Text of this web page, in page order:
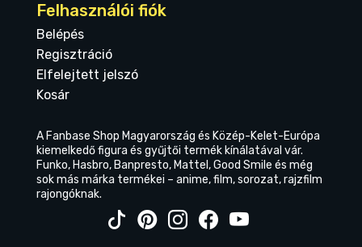
Felhasználói fiók
Belépés
Regisztráció
Elfelejtett jelszó
Kosár
A Fanbase Shop Magyarország és Közép-Kelet-Európa
kiemelkedő figura és gyűjtői termék kínálatával vár.
Funko, Hasbro, Banpresto, Mattel, Good Smile és még
sok más márka termékei – anime, film, sorozat, rajzfilm
rajongóknak.